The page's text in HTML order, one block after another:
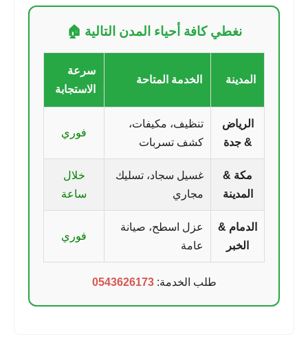
نغطي كافة أحياء المدن التالية 🏠
المدينة الخدمة المتاحة
سرعة
الاستجابة
الرياض
& جدة
تنظيف، مكيفات،
كشف تسربات
فوري
مكة &
المدينة
غسيل سجاد، تسليك
مجاري
خلال
ساعة
الدمام &
الخبر
عزل اسطح، صيانة
عامة
فوري
طلب الخدمة:0543626173